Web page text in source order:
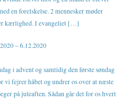
en forelskelse. 2 mennesker møder
kærlighed. I evangeliet […]
– 6.12.2020
i advent og samtidig den første søndag
vi fejrer håbet og undrer os over at næste
på juleaften. Sådan går det for os hvert